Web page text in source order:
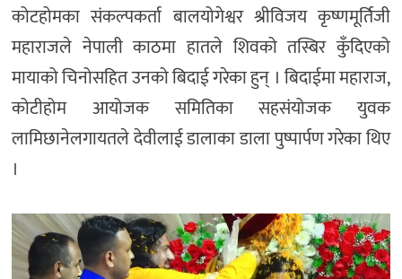
कोटहोमका संकल्पकर्ता बालयोगेश्वर श्रीविजय कृष्णमूर्तिजी
महाराजले नेपाली काठमा हातले शिवको तस्बिर कुँदिएको
मायाको चिनोसहित उनको बिदाई गरेका हुन् । बिदाईमा महाराज,
कोटीहोम आयोजक समितिका सहसंयोजक युवक
लामिछानेलगायतले देवीलाई डालाका डाला पुष्पार्पण गरेका थिए
।